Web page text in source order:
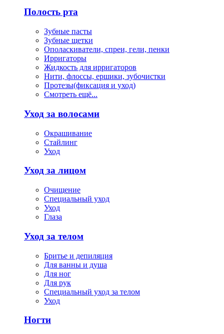
Полость рта
Зубные пасты
Зубные щетки
Ополаскиватели, спреи, гели, пенки
Ирригаторы
Жидкость для ирригаторов
Нити, флоссы, ершики, зубочистки
Протезы(фиксация и уход)
Смотреть ещё...
Уход за волосами
Окрашивание
Стайлинг
Уход
Уход за лицом
Очищение
Специальный уход
Уход
Глаза
Уход за телом
Бритье и депиляция
Для ванны и душа
Для ног
Для рук
Специальный уход за телом
Уход
Ногти